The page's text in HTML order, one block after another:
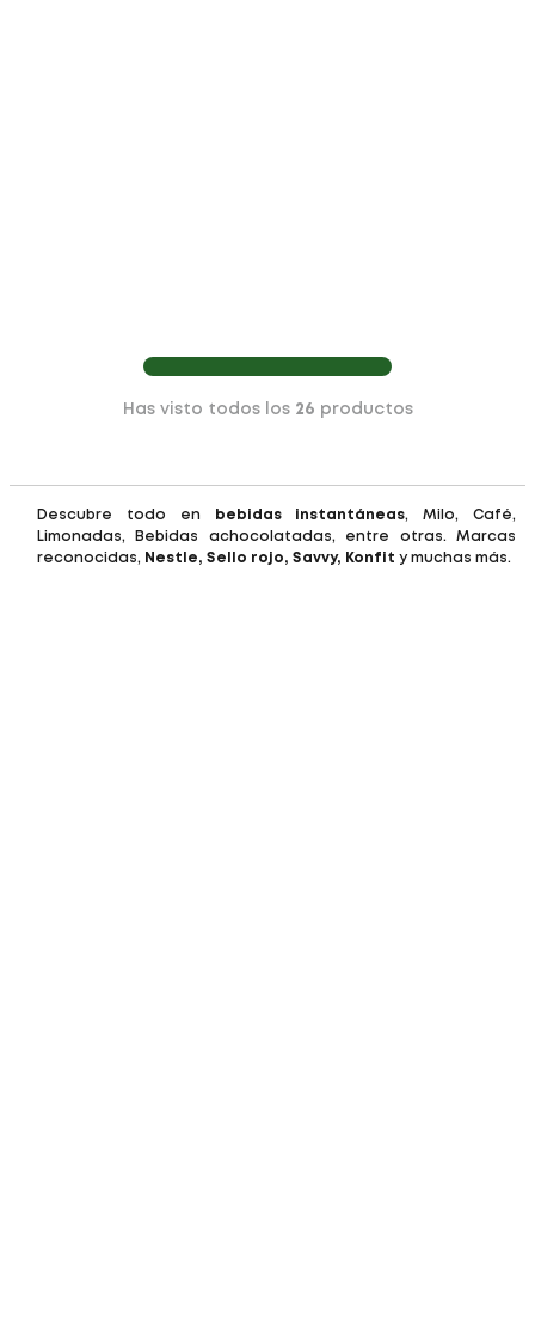
Has visto todos los 26 productos
Descubre todo en bebidas instantáneas, Milo, Café,
Limonadas, Bebidas achocolatadas, entre otras. Marcas
reconocidas, Nestle, Sello rojo, Savvy, Konfit y muchas más.